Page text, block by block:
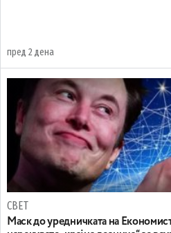
пред 2 дена
СВЕТ
Маск до уредничката на